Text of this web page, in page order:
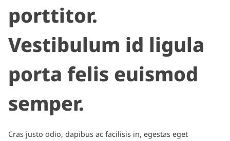
porttitor.
Vestibulum id ligula
porta felis euismod
semper.
Cras justo odio, dapibus ac facilisis in, egestas eget